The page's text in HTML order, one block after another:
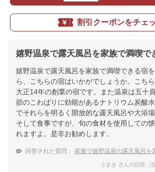
割引クーポンをチェ
嬉野温泉で露天風呂を家族で満喫で
嬉野温泉で露天風呂を家族で満喫できる宿
ら、こちらの宿はいかがでしょうか。こち
大正14年の創業の宿です。また温泉は五十
節のこわばりに効能があるナトリウム炭酸
でそれらを明るく開放的な露天風呂や大浴場
そして食事ですが、旬の食材を使用しての
れますよ。是非お勧めします。
回答された質問： 家族で嬉野温泉の露天風呂を
うまき さんの回答（